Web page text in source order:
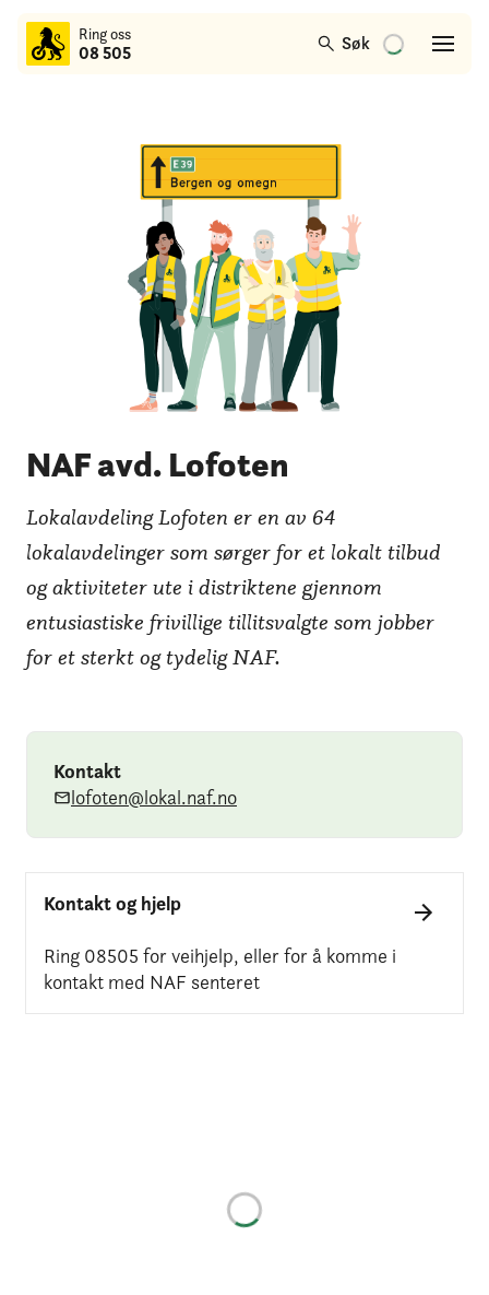
Ring oss
08 505 Søk
hovedinnhold
NAF avd. Lofoten
Lokalavdeling Lofoten er en av 64
lokalavdelinger som sørger for et lokalt tilbud
og aktiviteter ute i distriktene gjennom
entusiastiske frivillige tillitsvalgte som jobber
for et sterkt og tydelig NAF.
Kontakt
lofoten@lokal.naf.no
Kontakt og hjelp
Ring 08505 for veihjelp, eller for å komme i
kontakt med NAF senteret